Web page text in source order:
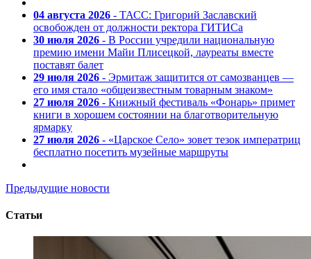
04 августа 2026 - ТАСС: Григорий Заславский
освобожден от должности ректора ГИТИСа
30 июля 2026 - В России учредили национальную
премию имени Майи Плисецкой, лауреаты вместе
поставят балет
29 июля 2026 - Эрмитаж защитится от самозванцев —
его имя стало «общеизвестным товарным знаком»
27 июля 2026 - Книжный фестиваль «Фонарь» примет
книги в хорошем состоянии на благотворительную
ярмарку
27 июля 2026 - «Царское Село» зовет тезок императриц
бесплатно посетить музейные маршруты
Предыдущие новости
Статьи